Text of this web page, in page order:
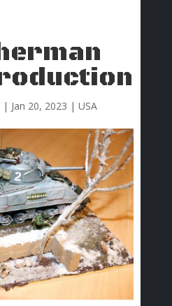
| Jan 20, 2023 | USA